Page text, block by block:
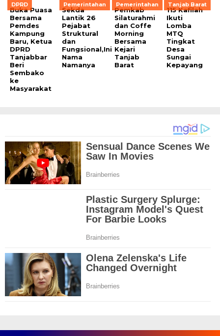
DPRD
Buka Puasa
Bersama
Pemdes
Kampung
Baru, Ketua
DPRD
Tanjabbar
Beri
Sembako
ke
Masyarakat
Pemerintahan
Sekda
Lantik 26
Pejabat
Struktural
dan
Fungsional,Ini
Nama
Namanya
Pemerintahan
Pemkab
Silaturahmi
dan Coffe
Morning
Bersama
Kejari
Tanjab
Barat
Tanjab Barat
115 Kafilah
Ikuti
Lomba
MTQ
Tingkat
Desa
Sungai
Kepayang